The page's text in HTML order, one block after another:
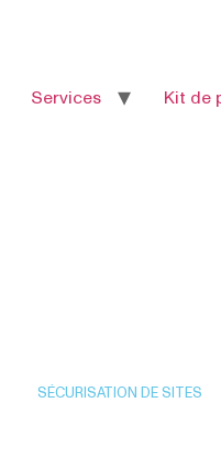
Services Kit de
SÉCURISATION DE SITES